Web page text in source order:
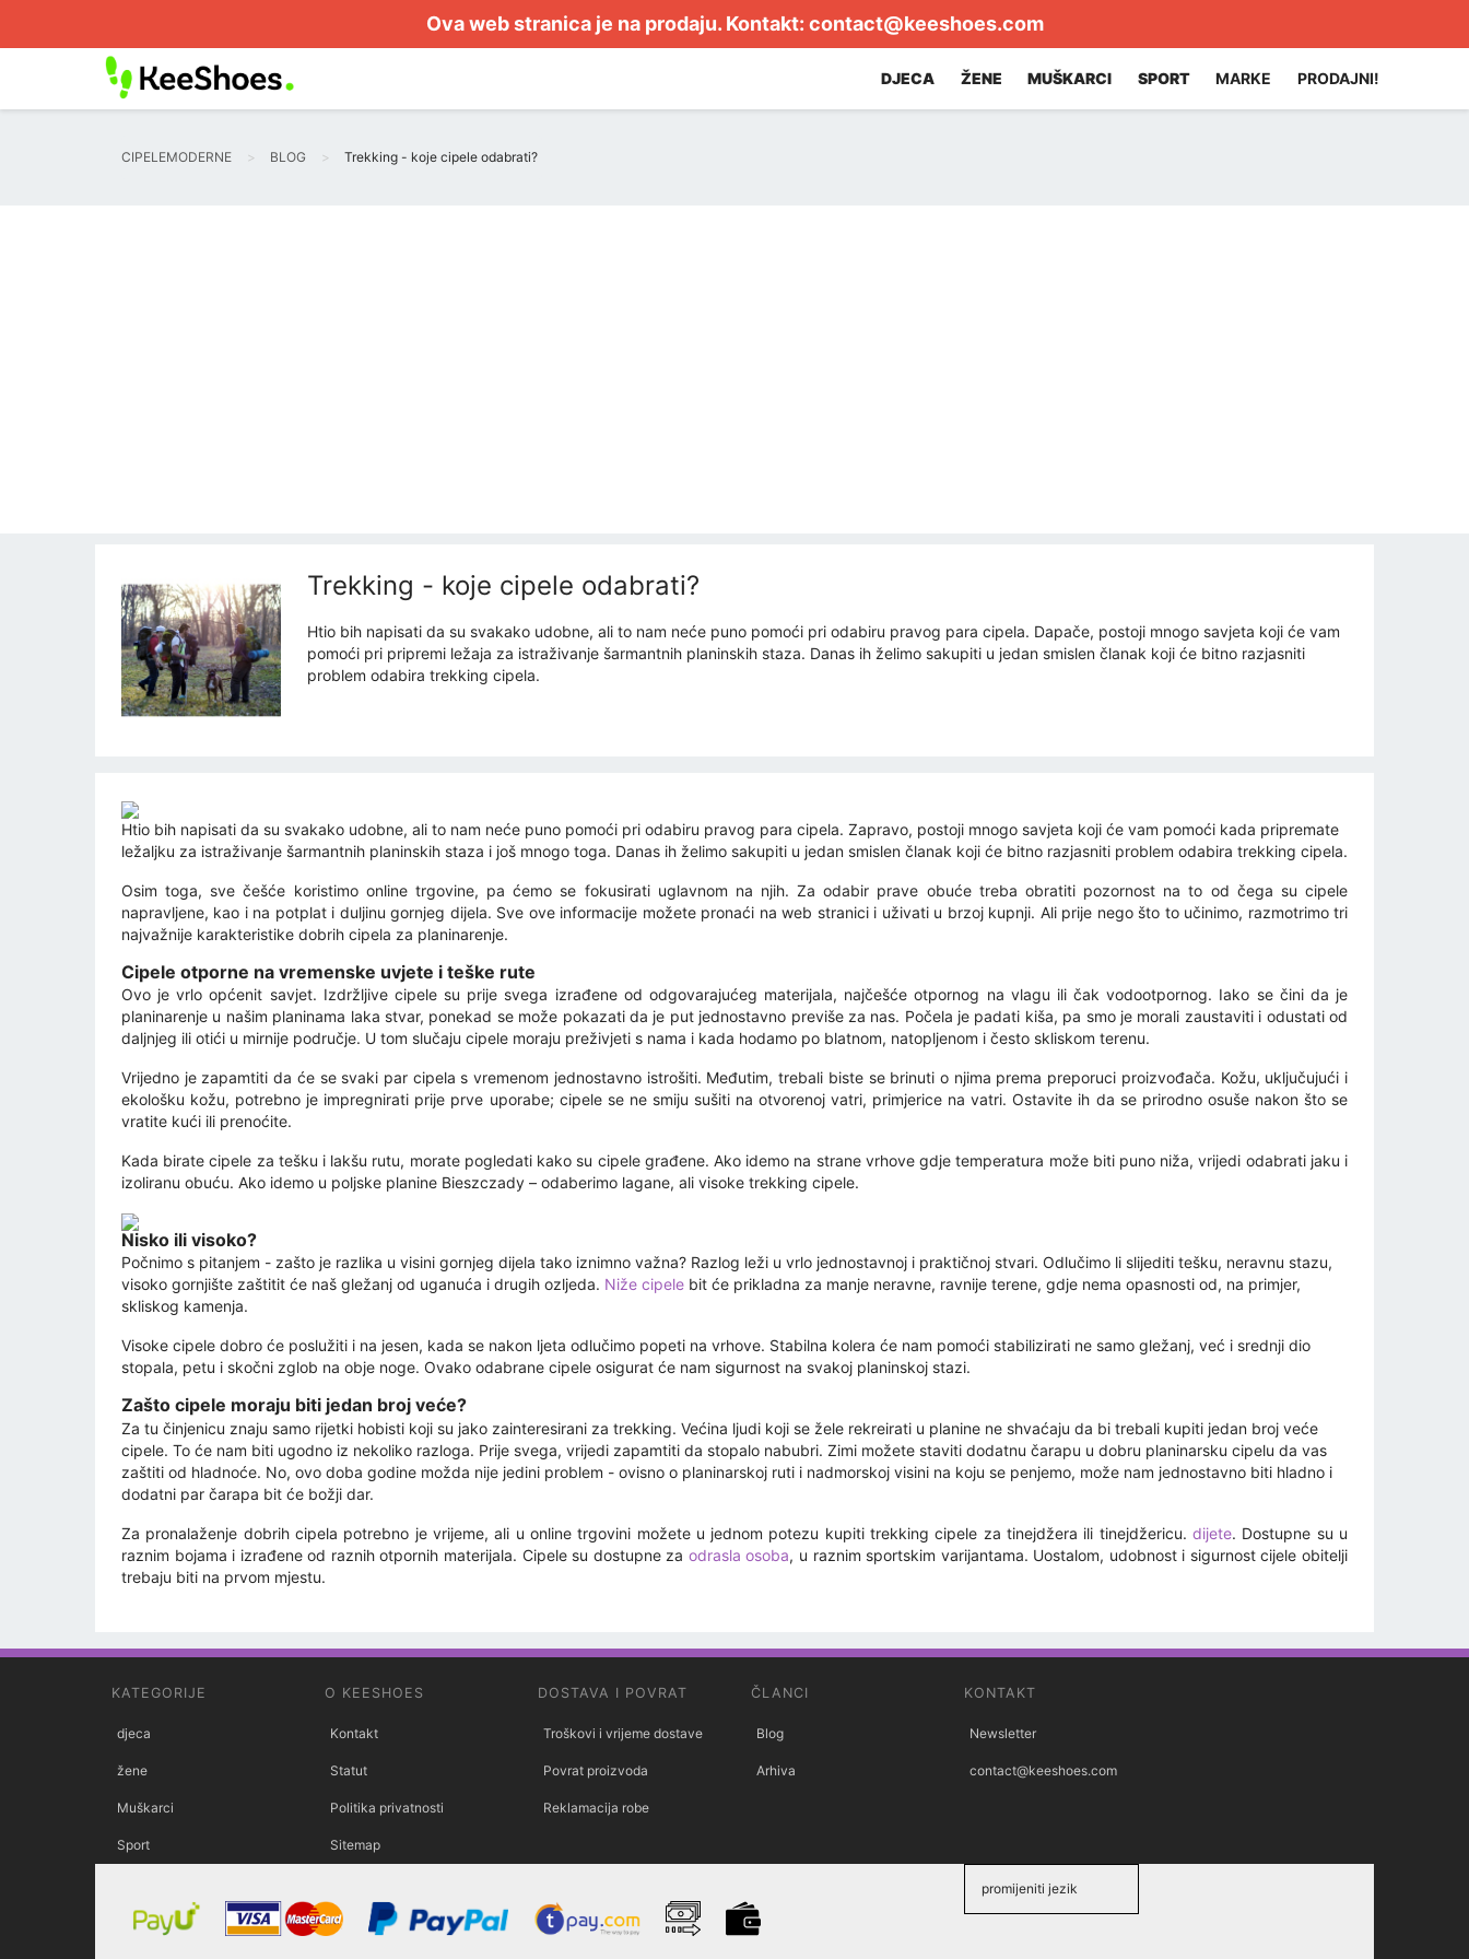
Ova web stranica je na prodaju. Kontakt: contact@keeshoes.com
DJECA ŽENE MUŠKARCI SPORT MARKE PRODAJNI!
CIPELEMODERNE BLOG Trekking - koje cipele odabrati?
Trekking - koje cipele odabrati?
Htio bih napisati da su svakako udobne, ali to nam neće puno pomoći pri odabiru pravog para cipela. Dapače, postoji mnogo savjeta koji će vam
pomoći pri pripremi ležaja za istraživanje šarmantnih planinskih staza. Danas ih želimo sakupiti u jedan smislen članak koji će bitno razjasniti
problem odabira trekking cipela.
Htio bih napisati da su svakako udobne, ali to nam neće puno pomoći pri odabiru pravog para cipela. Zapravo, postoji mnogo savjeta koji će vam pomoći kada pripremate
ležaljku za istraživanje šarmantnih planinskih staza i još mnogo toga. Danas ih želimo sakupiti u jedan smislen članak koji će bitno razjasniti problem odabira trekking cipela.
Osim toga, sve češće koristimo online trgovine, pa ćemo se fokusirati uglavnom na njih. Za odabir prave obuće treba obratiti pozornost na to od čega su cipele
napravljene, kao i na potplat i duljinu gornjeg dijela. Sve ove informacije možete pronaći na web stranici i uživati ​​u brzoj kupnji. Ali prije nego što to učinimo, razmotrimo tri
najvažnije karakteristike dobrih cipela za planinarenje.
Cipele otporne na vremenske uvjete i teške rute
Ovo je vrlo općenit savjet. Izdržljive cipele su prije svega izrađene od odgovarajućeg materijala, najčešće otpornog na vlagu ili čak vodootpornog. Iako se čini da je
planinarenje u našim planinama laka stvar, ponekad se može pokazati da je put jednostavno previše za nas. Počela je padati kiša, pa smo je morali zaustaviti i odustati od
daljnjeg ili otići u mirnije područje. U tom slučaju cipele moraju preživjeti s nama i kada hodamo po blatnom, natopljenom i često skliskom terenu.
Vrijedno je zapamtiti da će se svaki par cipela s vremenom jednostavno istrošiti. Međutim, trebali biste se brinuti o njima prema preporuci proizvođača. Kožu, uključujući i
ekološku kožu, potrebno je impregnirati prije prve uporabe; cipele se ne smiju sušiti na otvorenoj vatri, primjerice na vatri. Ostavite ih da se prirodno osuše nakon što se
vratite kući ili prenoćite.
Kada birate cipele za tešku i lakšu rutu, morate pogledati kako su cipele građene. Ako idemo na strane vrhove gdje temperatura može biti puno niža, vrijedi odabrati jaku i
izoliranu obuću. Ako idemo u poljske planine Bieszczady – odaberimo lagane, ali visoke trekking cipele.
Nisko ili visoko?
Počnimo s pitanjem - zašto je razlika u visini gornjeg dijela tako iznimno važna? Razlog leži u vrlo jednostavnoj i praktičnoj stvari. Odlučimo li slijediti tešku, neravnu stazu,
visoko gornjište zaštitit će naš gležanj od uganuća i drugih ozljeda. Niže cipele bit će prikladna za manje neravne, ravnije terene, gdje nema opasnosti od, na primjer,
skliskog kamenja.
Visoke cipele dobro će poslužiti i na jesen, kada se nakon ljeta odlučimo popeti na vrhove. Stabilna kolera će nam pomoći stabilizirati ne samo gležanj, već i srednji dio
stopala, petu i skočni zglob na obje noge. Ovako odabrane cipele osigurat će nam sigurnost na svakoj planinskoj stazi.
Zašto cipele moraju biti jedan broj veće?
Za tu činjenicu znaju samo rijetki hobisti koji su jako zainteresirani za trekking. Većina ljudi koji se žele rekreirati u planine ne shvaćaju da bi trebali kupiti jedan broj veće
cipele. To će nam biti ugodno iz nekoliko razloga. Prije svega, vrijedi zapamtiti da stopalo nabubri. Zimi možete staviti dodatnu čarapu u dobru planinarsku cipelu da vas
zaštiti od hladnoće. No, ovo doba godine možda nije jedini problem - ovisno o planinarskoj ruti i nadmorskoj visini na koju se penjemo, može nam jednostavno biti hladno i
dodatni par čarapa bit će božji dar.
Za pronalaženje dobrih cipela potrebno je vrijeme, ali u online trgovini možete u jednom potezu kupiti trekking cipele za tinejdžera ili tinejdžericu.dijete. Dostupne su u
raznim bojama i izrađene od raznih otpornih materijala. Cipele su dostupne za odrasla osoba, u raznim sportskim varijantama. Uostalom, udobnost i sigurnost cijele obitelji
trebaju biti na prvom mjestu.
KATEGORIJE
djeca
žene
Muškarci
Sport
O KEESHOES
Kontakt
Statut
Politika privatnosti
Sitemap
DOSTAVA I POVRAT
Troškovi i vrijeme dostave
Povrat proizvoda
Reklamacija robe
ČLANCI
Blog
Arhiva
KONTAKT
Newsletter
contact@keeshoes.com
promijeniti jezik